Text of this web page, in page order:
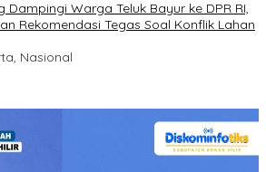
Dampingi Warga Teluk Bayur ke DPR RI,
Rekomendasi Tegas Soal Konflik Lahan
Nasional